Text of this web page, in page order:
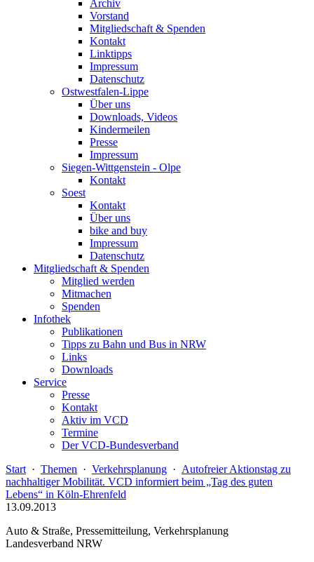
Archiv
Vorstand
Mitgliedschaft & Spenden
Kontakt
Linktipps
Impressum
Datenschutz
Ostwestfalen-Lippe
Über uns
Downloads, Videos
Kindermeilen
Presse
Impressum
Siegen-Wittgenstein - Olpe
Kontakt
Soest
Kontakt
Über uns
bike and buy
Impressum
Datenschutz
Mitgliedschaft & Spenden
Mitglied werden
Mitmachen
Spenden
Infothek
Publikationen
Tipps zu Bahn und Bus in NRW
Links
Downloads
Service
Presse
Kontakt
Aktiv im VCD
Termine
Der VCD-Bundesverband
Start · Themen · Verkehrsplanung · Autofreier Aktionstag zu
nachhaltiger Mobilität. VCD informiert beim „Tag des guten
Lebens“ in Köln-Ehrenfeld
13.09.2013
Auto & Straße, Pressemitteilung, Verkehrsplanung
Landesverband NRW